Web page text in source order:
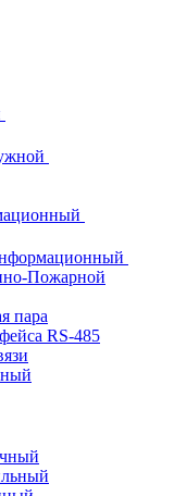
Пожарной
пара
RS-485